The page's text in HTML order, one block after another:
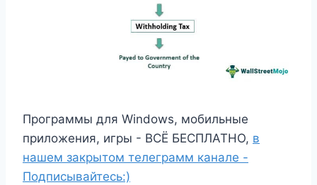
Программы для Windows, мобильные
приложения, игры - ВСЁ БЕСПЛАТНО, в
нашем закрытом телеграмм канале -
Подписывайтесь:)